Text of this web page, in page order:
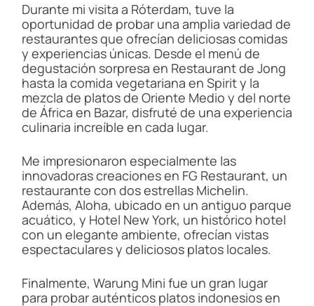
Durante mi visita a Róterdam, tuve la
oportunidad de probar una amplia variedad de
restaurantes que ofrecían deliciosas comidas
y experiencias únicas. Desde el menú de
degustación sorpresa en Restaurant de Jong
hasta la comida vegetariana en Spirit y la
mezcla de platos de Oriente Medio y del norte
de África en Bazar, disfruté de una experiencia
culinaria increíble en cada lugar.
Me impresionaron especialmente las
innovadoras creaciones en FG Restaurant, un
restaurante con dos estrellas Michelin.
Además, Aloha, ubicado en un antiguo parque
acuático, y Hotel New York, un histórico hotel
con un elegante ambiente, ofrecían vistas
espectaculares y deliciosos platos locales.
Finalmente, Warung Mini fue un gran lugar
para probar auténticos platos indonesios en